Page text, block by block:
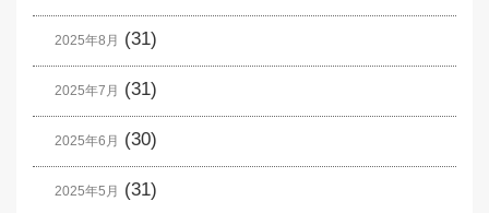
2025年8月 (31)
2025年7月 (31)
2025年6月 (30)
2025年5月 (31)